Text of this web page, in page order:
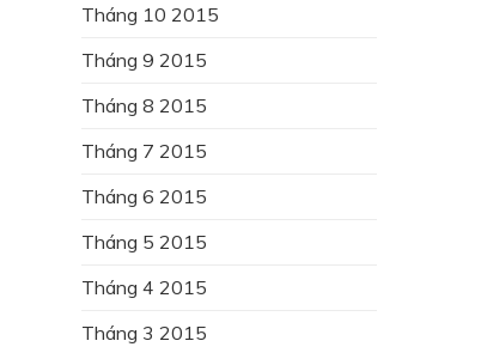
Tháng 10 2015
Tháng 9 2015
Tháng 8 2015
Tháng 7 2015
Tháng 6 2015
Tháng 5 2015
Tháng 4 2015
Tháng 3 2015